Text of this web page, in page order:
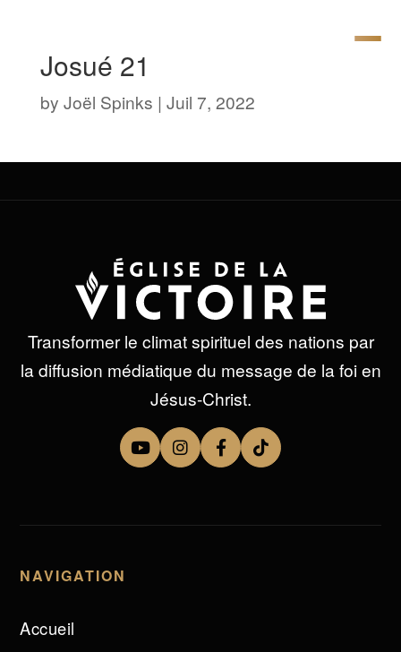
Josué 21
by Joël Spinks | Juil 7, 2022
Transformer le climat spirituel des nations par
la diffusion médiatique du message de la foi en
Jésus-Christ.
NAVIGATION
Accueil